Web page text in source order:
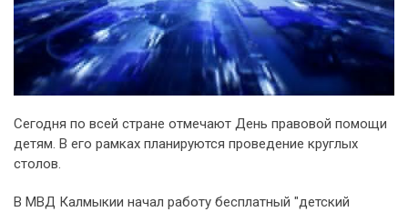
Сегодня по всей стране отмечают День правовой помощи
детям. В его рамках планируются проведение круглых
столов.
В МВД Калмыкии начал работу бесплатный "детский